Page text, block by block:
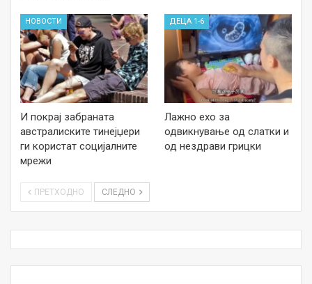
НОВОСТИ
И покрај забраната
австралиските тинејџери
ги користат социјалните
мрежи
ДЕЦА 1-6
Лажно ехо за
одвикнување од слатки и
од нездрави грицки
ПРЕТХОДНО СЛЕДНО